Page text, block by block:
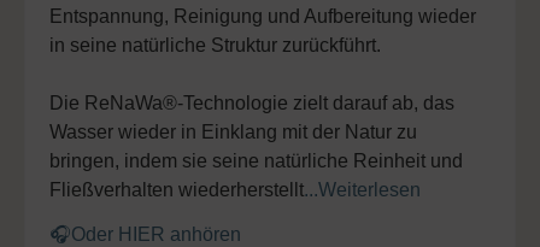
Entspannung, Reinigung und Aufbereitung wieder
in seine natürliche Struktur zurückführt.
Die ReNaWa®-Technologie zielt darauf ab, das
Wasser wieder in Einklang mit der Natur zu
bringen, indem sie seine natürliche Reinheit und
Fließverhalten wiederherstellt...Weiterlesen
🎧Oder HIER anhören